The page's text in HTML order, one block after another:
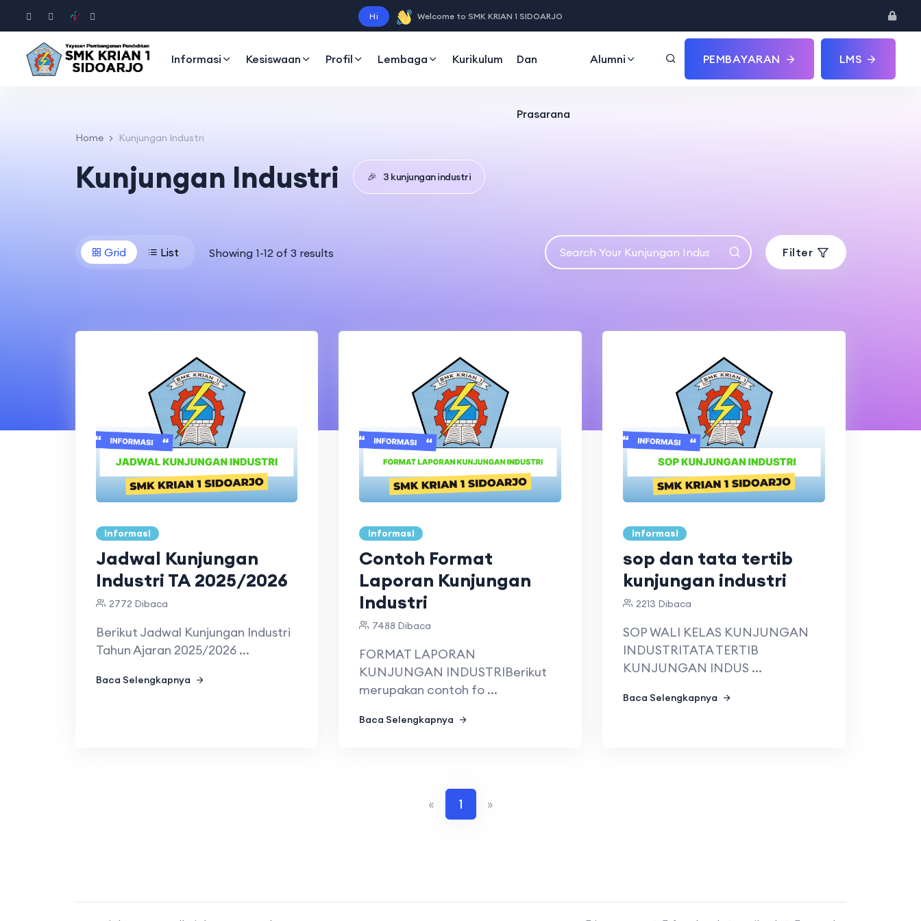
Hi Welcome to SMK KRIAN 1 SIDOARJO
Informasi Kesiswaan Profil Lembaga Kurikulum Dan
Prasarana
Alumni PEMBAYARAN LMS
Home Kunjungan Industri
Kunjungan Industri 🎉 3 kunjungan industri
Grid List Showing 1-12 of 3 results Filter
informasi
Jadwal Kunjungan
Industri TA 2025/2026
2772 Dibaca
Berikut Jadwal Kunjungan Industri
Tahun Ajaran 2025/2026 ...
Baca Selengkapnya
informasi
Contoh Format
Laporan Kunjungan
Industri
7488 Dibaca
FORMAT LAPORAN
KUNJUNGAN INDUSTRIBerikut
merupakan contoh fo ...
Baca Selengkapnya
informasi
sop dan tata tertib
kunjungan industri
2213 Dibaca
SOP WALI KELAS KUNJUNGAN
INDUSTRITATA TERTIB
KUNJUNGAN INDUS ...
Baca Selengkapnya
« 1 »